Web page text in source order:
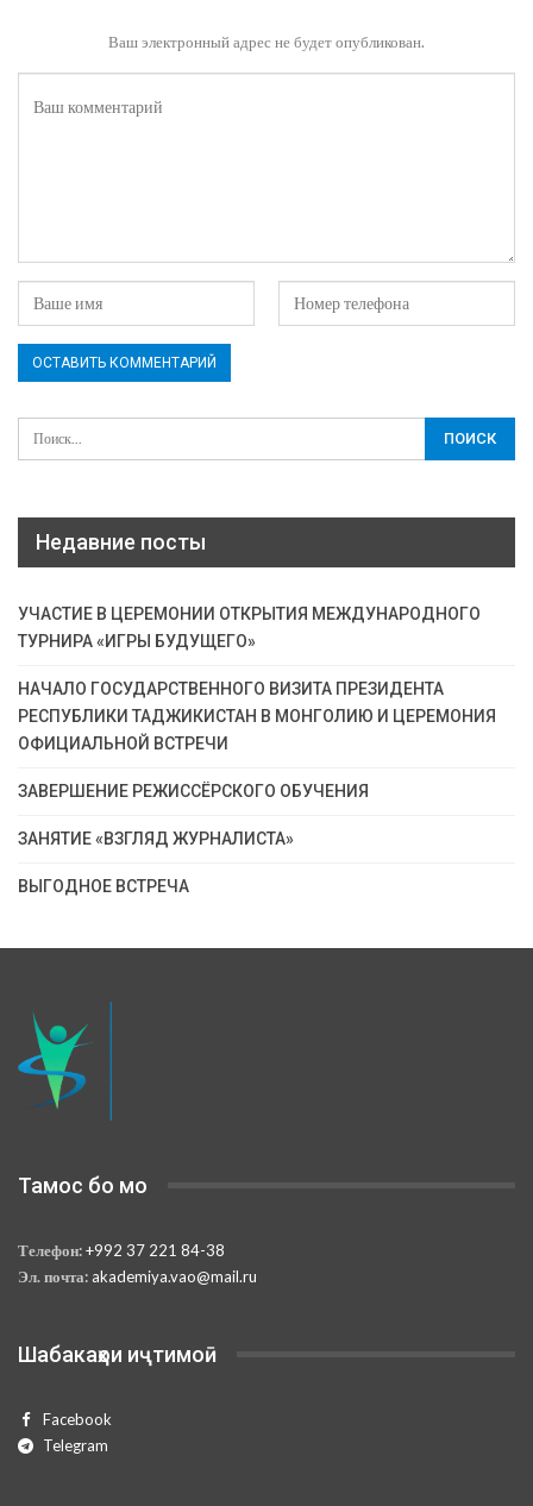
Ваш электронный адрес не будет опубликован.
Недавние посты
УЧАСТИЕ В ЦЕРЕМОНИИ ОТКРЫТИЯ МЕЖДУНАРОДНОГО
ТУРНИРА «ИГРЫ БУДУЩЕГО»
НАЧАЛО ГОСУДАРСТВЕННОГО ВИЗИТА ПРЕЗИДЕНТА
РЕСПУБЛИКИ ТАДЖИКИСТАН В МОНГОЛИЮ И ЦЕРЕМОНИЯ
ОФИЦИАЛЬНОЙ ВСТРЕЧИ
ЗАВЕРШЕНИЕ РЕЖИССЁРСКОГО ОБУЧЕНИЯ
ЗАНЯТИЕ «ВЗГЛЯД ЖУРНАЛИСТА»
ВЫГОДНОЕ ВСТРЕЧА
Тамос бо мо
Телефон:+992 37 221 84-38
Эл. почта: akademiya.vao@mail.ru
Шабакаҳои иҷтимоӣ
Facebook
Telegram